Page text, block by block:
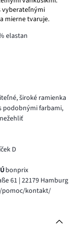
vyberateľnými
mierne tvaruje.
elastan
široké ramienka
podobnými farbami,
D
bonprix
61 | 22179 Hamburg
pomoc/kontakt/